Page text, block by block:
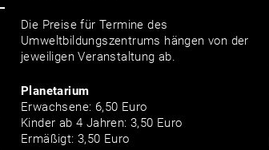
Die Preise für Termine des
Umweltbildungszentrums hängen von der
jeweiligen Veranstaltung ab.
Planetarium
Erwachsene: 6,50 Euro
Kinder ab 4 Jahren: 3,50 Euro
Ermäßigt: 3,50 Euro